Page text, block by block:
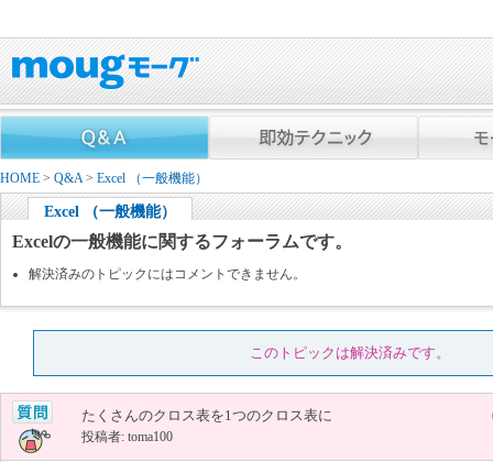
HOME > Q&A> Excel （一般機能）
Excel （一般機能）
Excelの一般機能に関するフォーラムです。
解決済みのトピックにはコメントできません。
このトピックは解決済みです。
たくさんのクロス表を1つのクロス表に
投稿者: toma100